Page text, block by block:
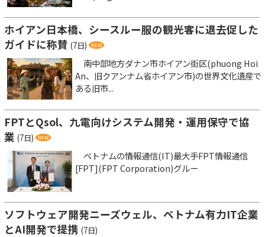
ホイアン日本橋、シースルー服の観光客に退去促した
ガイドに称賛 (7日)
南中部地方ダナン市ホイアン街区(phuong Hoi
An、旧クアンナム省ホイアン市)の世界文化遺産で
ある旧市...
FPTとQsol、九電向けシステム開発・運用保守で協
業 (7日)
ベトナムの情報通信(IT)最大手FPT情報通信
[FPT](FPT Corporation)グルー
ソフトウェア開発ニーズウェル、ベトナム有力IT企業
とAI開発で提携 (7日)